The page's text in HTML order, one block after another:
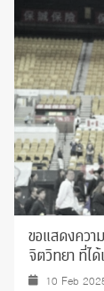
ขอแสดงควา
จิตวิทยา ที่ไ
10 Feb